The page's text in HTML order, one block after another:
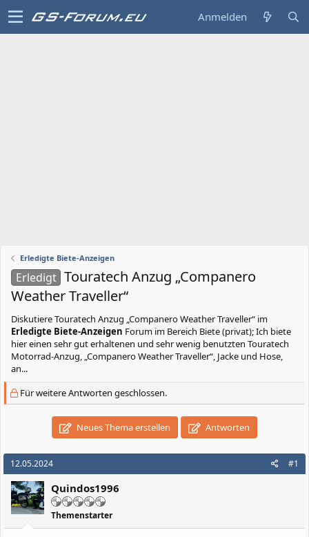
Anmelden
Erledigte Biete-Anzeigen
Erledigt Touratech Anzug „Companero
Weather Traveller“
DiskutiereTouratech Anzug „Companero Weather Traveller“ im
Erledigte Biete-Anzeigen Forum im Bereich Biete (privat); Ich biete
hier einen sehr gut erhaltenen und sehr wenig benutzten Touratech
Motorrad-Anzug, „Companero Weather Traveller“, Jacke und Hose,
an...
Für weitere Antworten geschlossen.
Neues Thema erstellen Antworten
12.05.2024 #1
Quindos1996
Themenstarter